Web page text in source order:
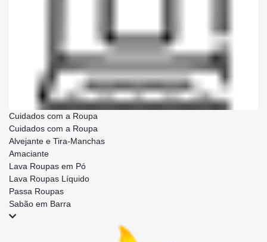
Cuidados com a Roupa
Cuidados com a Roupa
Alvejante e Tira-Manchas
Amaciante
Lava Roupas em Pó
Lava Roupas Líquido
Passa Roupas
Sabão em Barra